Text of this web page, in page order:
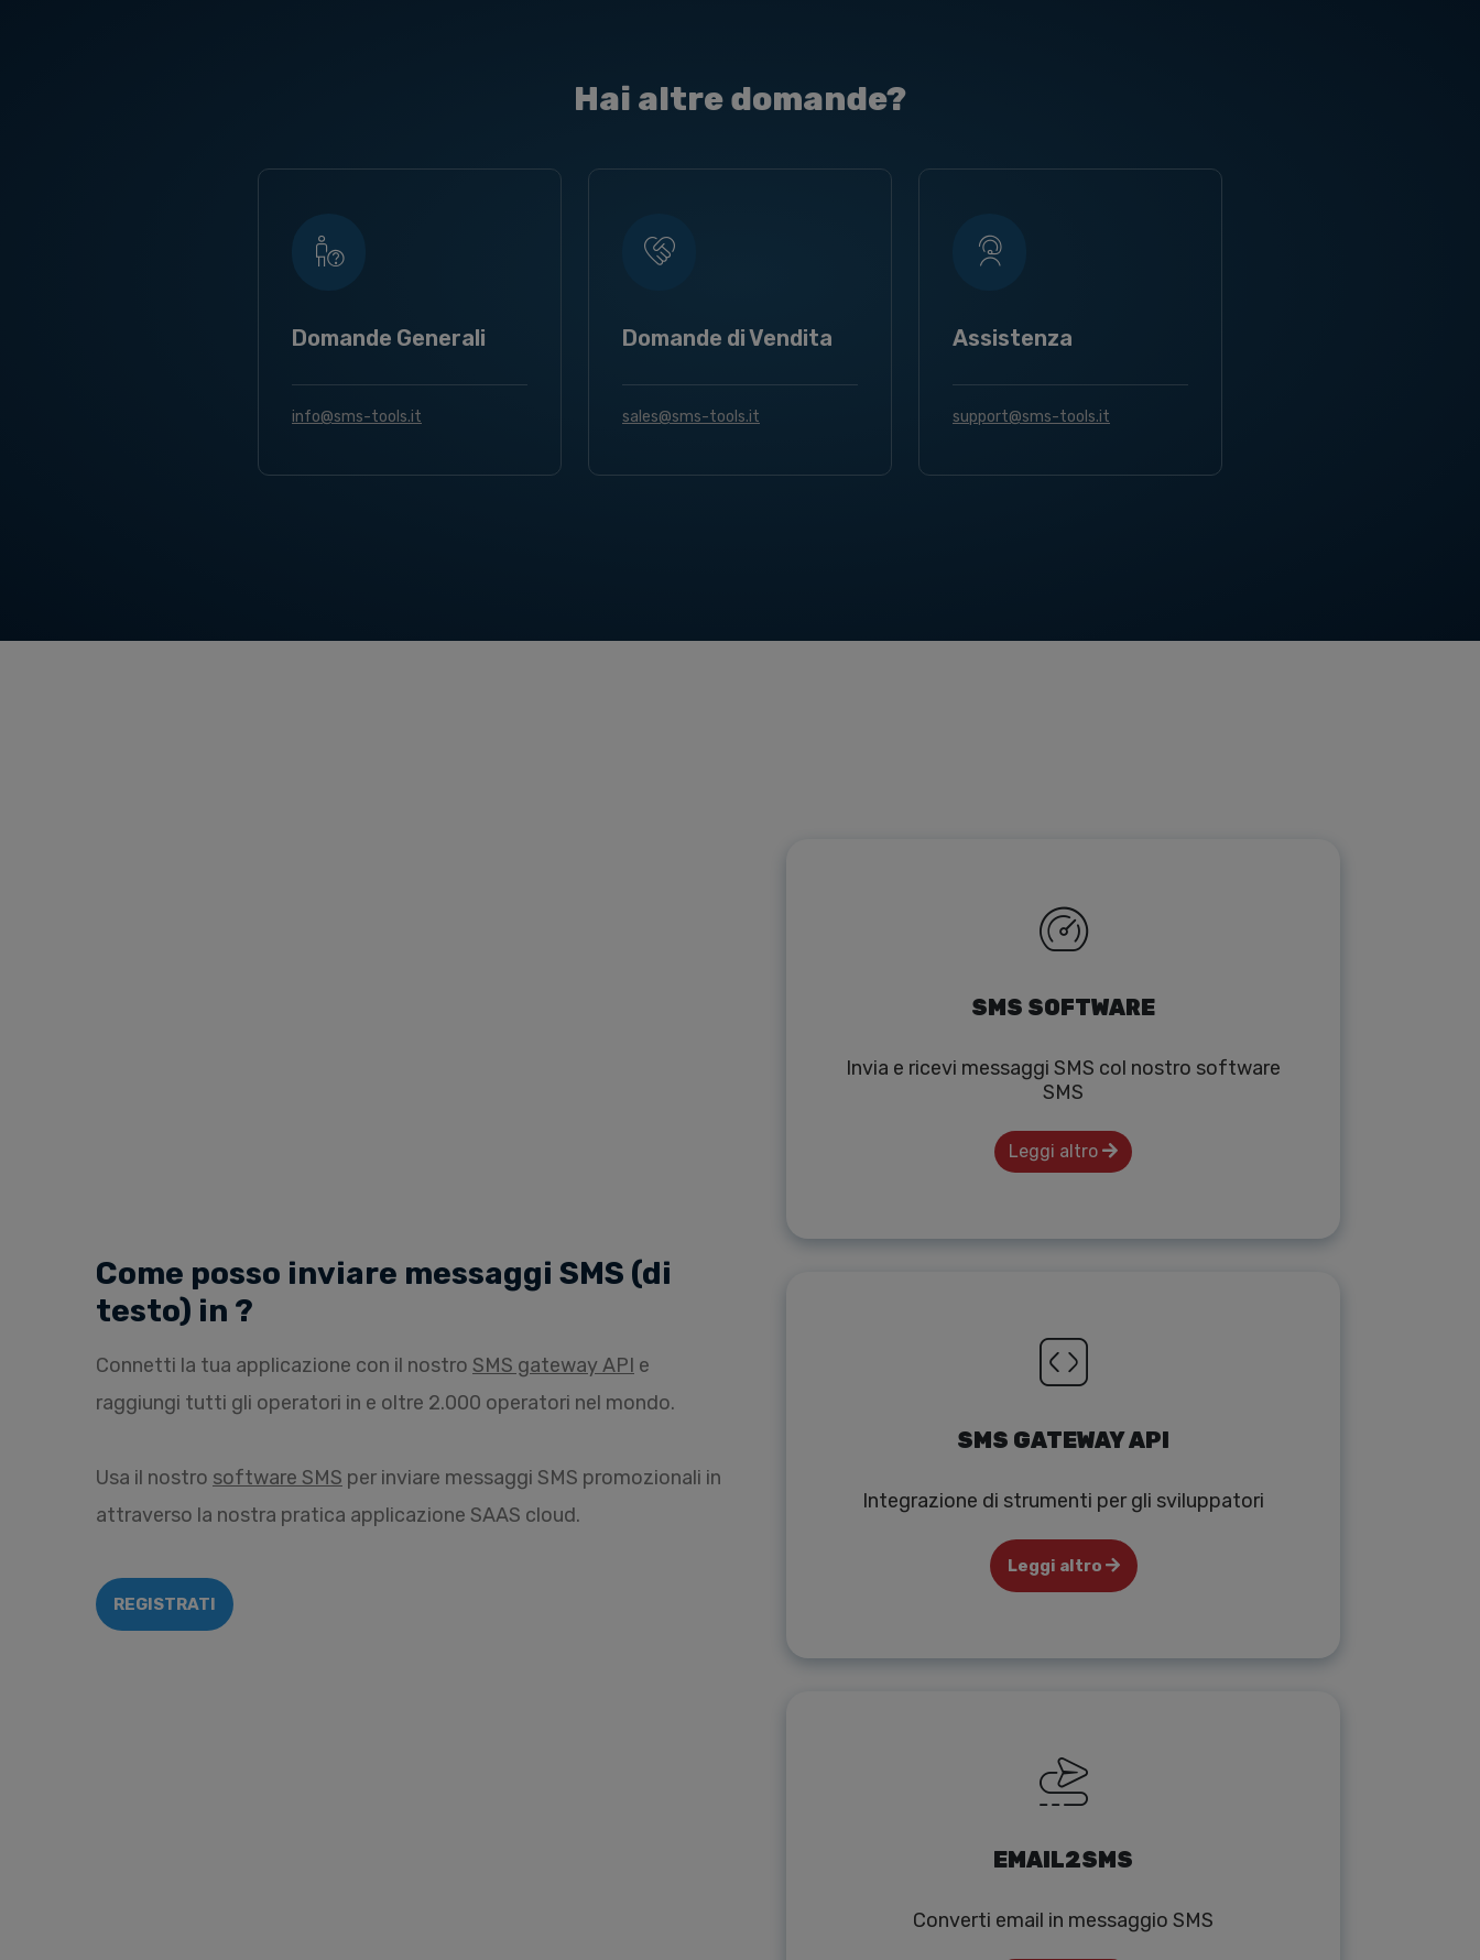
Hai altre domande?
Domande Generali
info@sms-tools.it
Domande di Vendita
sales@sms-tools.it
Assistenza
support@sms-tools.it
Come posso inviare messaggi SMS (di
testo) in ?
Connetti la tua applicazione con il nostro SMS gateway API e
raggiungi tutti gli operatori in e oltre 2.000 operatori nel mondo.
Usa il nostro software SMS per inviare messaggi SMS promozionali in
attraverso la nostra pratica applicazione SAAS cloud.
REGISTRATI
SMS SOFTWARE
Invia e ricevi messaggi SMS col nostro software
SMS
Leggi altro
SMS GATEWAY API
Integrazione di strumenti per gli sviluppatori
Leggi altro
EMAIL2SMS
Converti email in messaggio SMS